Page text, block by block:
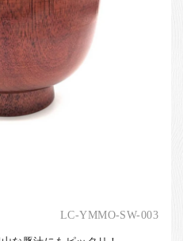
LC-YMMO-SW-003